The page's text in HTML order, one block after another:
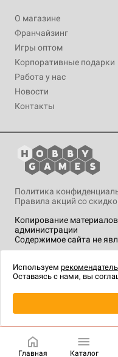
О магазине
Франчайзинг
Игры оптом
Корпоративные подарки
Работа у нас
Новости
Контакты
Копирование
администрации
Содержимое сайта не
Политика
Правила акций со
технологии.
Главная Каталог
Используем
Оставаясь с нами, вы